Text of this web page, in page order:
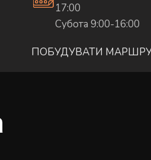
17:00
Субота 9:00-16:00
ПОБУДУВАТИ